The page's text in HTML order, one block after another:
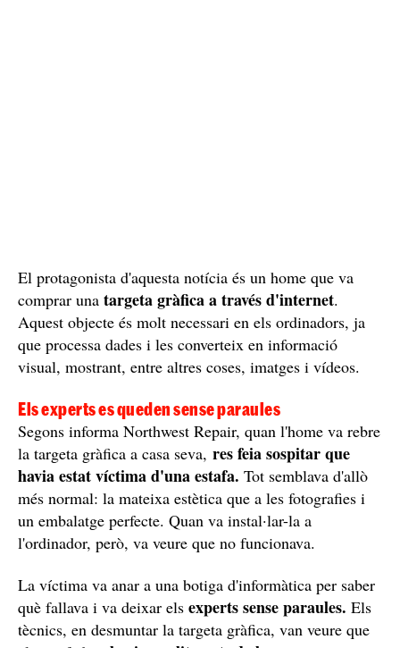
El protagonista d'aquesta notícia és un home que va
comprar una targeta gràfica a través d'internet.
Aquest objecte és molt necessari en els ordinadors, ja
que processa dades i les converteix en informació
visual, mostrant, entre altres coses, imatges i vídeos.
Els experts es queden sense paraules
Segons informa Northwest Repair, quan l'home va rebre
la targeta gràfica a casa seva, res feia sospitar que
havia estat víctima d'una estafa. Tot semblava d'allò
més normal: la mateixa estètica que a les fotografies i
un embalatge perfecte. Quan va instal·lar-la a
l'ordinador, però, va veure que no funcionava.
La víctima va anar a una botiga d'informàtica per saber
què fallava i va deixar els experts sense paraules. Els
tècnics, en desmuntar la targeta gràfica, van veure que